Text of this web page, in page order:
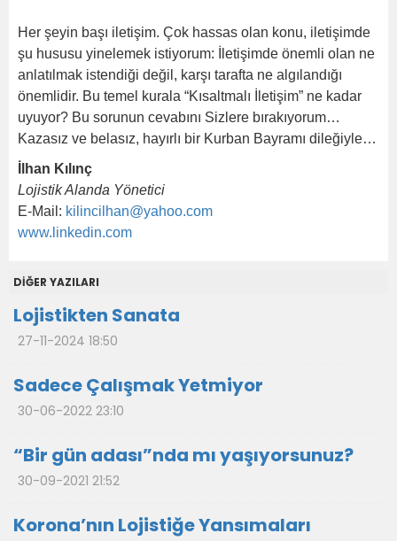
Her şeyin başı iletişim. Çok hassas olan konu, iletişimde
şu hususu yinelemek istiyorum: İletişimde önemli olan ne
anlatılmak istendiği değil, karşı tarafta ne algılandığı
önemlidir. Bu temel kurala “Kısaltmalı İletişim” ne kadar
uyuyor? Bu sorunun cevabını Sizlere bırakıyorum…
Kazasız ve belasız, hayırlı bir Kurban Bayramı dileğiyle…
İlhan Kılınç
Lojistik Alanda Yönetici
E-Mail: kilincilhan@yahoo.com
www.linkedin.com
DİĞER YAZILARI
Lojistikten Sanata
27-11-2024 18:50
Sadece Çalışmak Yetmiyor
30-06-2022 23:10
“Bir gün adası”nda mı yaşıyorsunuz?
30-09-2021 21:52
Korona’nın Lojistiğe Yansımaları